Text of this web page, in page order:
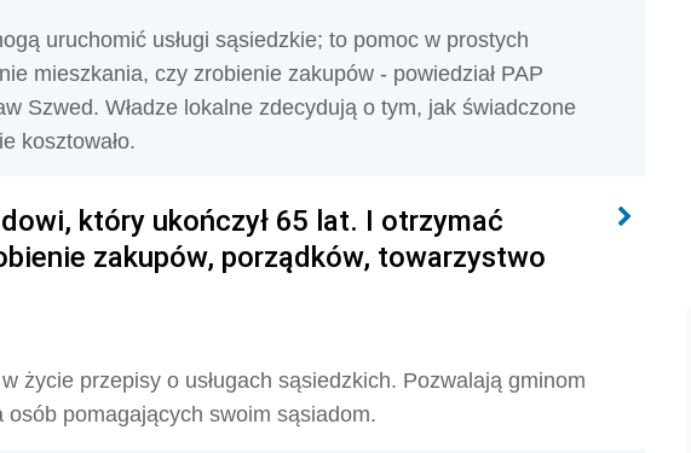
uruchomić usługi sąsiedzkie; to pomoc w prostych
mieszkania, czy zrobienie zakupów - powiedział PAP
Szwed. Władze lokalne zdecydują o tym, jak świadczone
kosztowało.
który ukończył 65 lat. I otrzymać
zakupów, porządków, towarzystwo
życie przepisy o usługach sąsiedzkich. Pozwalają gminom
osób pomagających swoim sąsiadom.